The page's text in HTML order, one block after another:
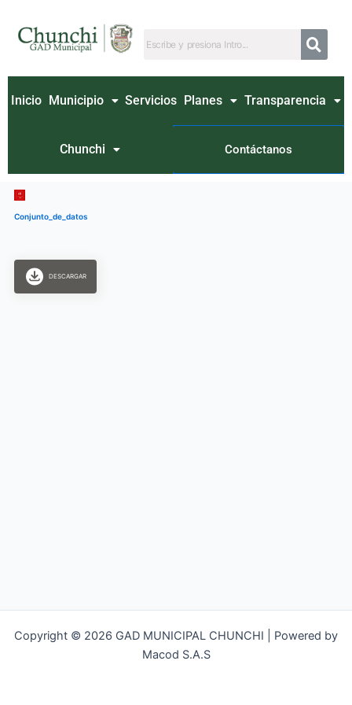
contenido
Inicio Municipio Servicios Planes Transparencia
Chunchi Contáctanos
Conjunto_de_datos
DESCARGAR
Copyright © 2026 GAD MUNICIPAL CHUNCHI | Powered by
Macod S.A.S